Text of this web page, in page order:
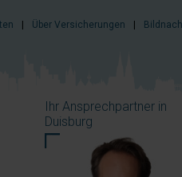
Über Versicherungen
Ihr Ansprechpartner in
Duisburg